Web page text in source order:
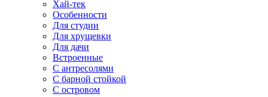
Хай-тек
Особенности
Для студии
Для хрущевки
Для дачи
Встроенные
С антресолями
С барной стойкой
С островом